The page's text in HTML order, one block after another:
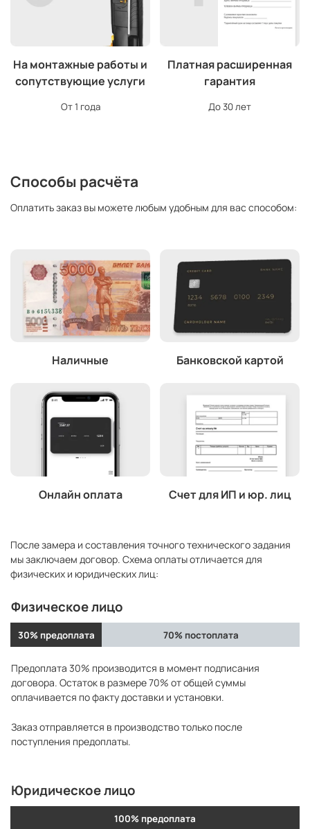
На монтажные работы и
сопутствующие услуги
От 1 года
Платная расширенная
гарантия
До 30 лет
Способы расчёта
Оплатить заказ вы можете любым удобным для вас способом:
Наличные Банковской картой
Онлайн оплата Счет для ИП и юр. лиц
После замера и составления точного технического задания
мы заключаем договор. Схема оплаты отличается для
физических и юридических лиц:
Физическое лицо
30% предоплата 70% постоплата
Предоплата 30% производится в момент подписания
договора. Остаток в размере 70% от общей суммы
оплачивается по факту доставки и установки.
Заказ отправляется в производство только после
поступления предоплаты.
Юридическое лицо
100% предоплата